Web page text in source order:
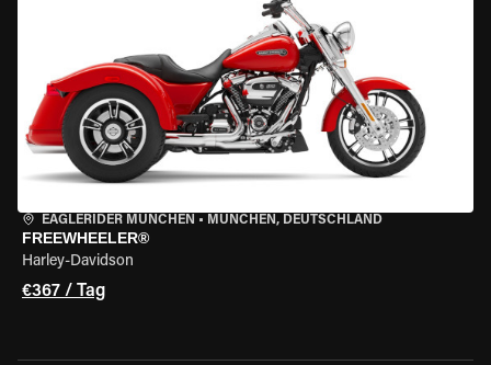
EAGLERIDER MÜNCHEN • MÜNCHEN, DEUTSCHLAND
FREEWHEELER®
Harley-Davidson
€367 / Tag